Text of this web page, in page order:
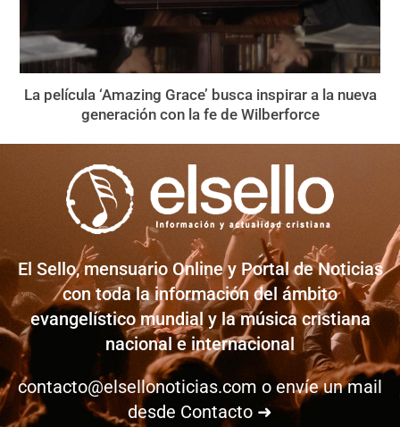
La película ‘Amazing Grace’ busca inspirar a la nueva
generación con la fe de Wilberforce
El Sello, mensuario Online y Portal de Noticias
con toda la información del ámbito
evangelístico mundial y la música cristiana
nacional e internacional
contacto@elsellonoticias.com o envíe un mail
desde Contacto ➜